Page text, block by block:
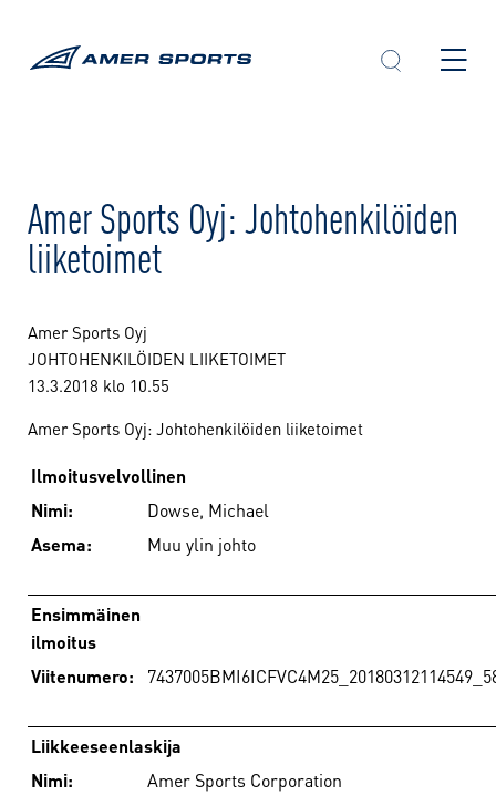
Amer Sports Oyj: Johtohenkilöiden
liiketoimet
Amer Sports Oyj
JOHTOHENKILÖIDEN LIIKETOIMET
13.3.2018 klo 10.55
Amer Sports Oyj: Johtohenkilöiden liiketoimet
Ilmoitusvelvollinen
Nimi:
Dowse, Michael
Asema:
Muu ylin johto
Ensimmäinen
ilmoitus
Viitenumero:
Liikkeeseenlaskija
Nimi:
Amer Sports Corporation